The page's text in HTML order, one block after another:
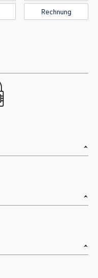
Rechnung